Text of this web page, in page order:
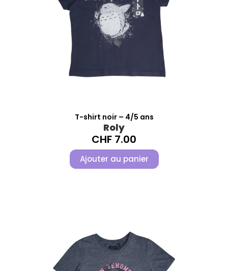
T-shirt noir – 4/5 ans
Roly
CHF 7.00
Ajouter au panier